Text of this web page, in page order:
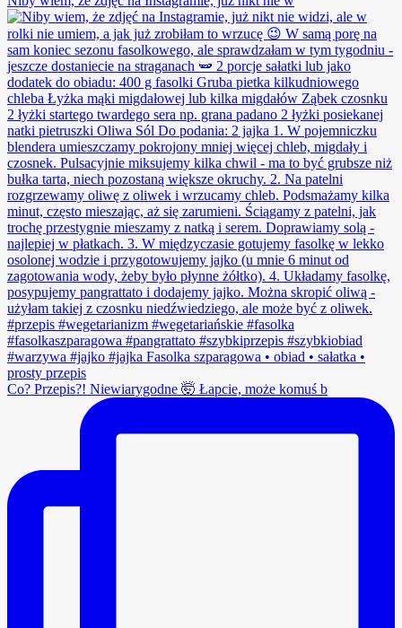
Co? Przepis?! Niewiarygodne 🤯 Łapcie, może komuś b